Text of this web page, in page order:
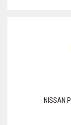
NISSAN